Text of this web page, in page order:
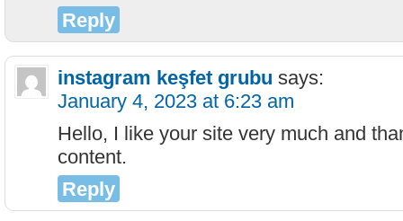
Reply
instagram keşfet grubu says:
January 4, 2023 at 6:23 am
Hello, I like your site very much and
content.
Reply